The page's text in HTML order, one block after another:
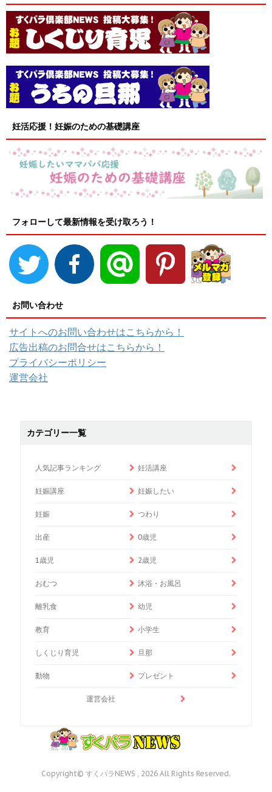
妊活応援！妊娠のための基礎講座
フォローして最新情報を受け取ろう！
お問い合わせ
サイトへのお問い合わせはこちらから！
広告出稿のお問合せはこちらから！
プライバシーポリシー
運営会社
カテゴリー一覧
人気記事ランキング 妊活講座
妊娠講座 妊娠したい
妊娠 つわり
出産 0歳児
1歳児 2歳児
おむつ 沐浴・お風呂
離乳食 幼児
教育 小学生
しくじり育児 旦那
動物 プレゼント
運営会社
Copyright© すくパラNEWS , 2026 All Rights Reserved.